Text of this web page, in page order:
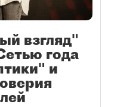
взгляд"
года
и